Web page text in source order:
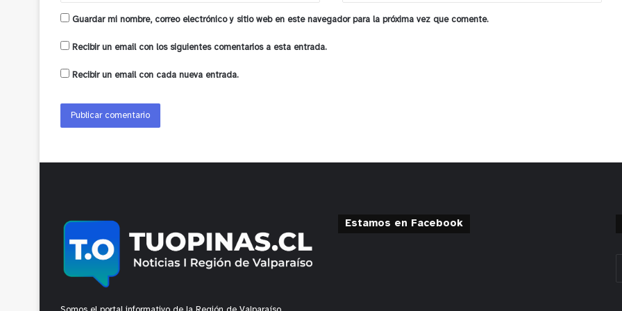
Guardar mi nombre, correo electrónico y sitio web en este navegador para la próxima vez que comente.
Recibir un email con los siguientes comentarios a esta entrada.
Recibir un email con cada nueva entrada.
Estamos en Facebook